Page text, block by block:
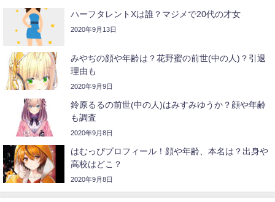
ハーフタレントXは誰？マジメで20代の才女
2020年9月13日
みやぢの顔や年齢は？花野蜜の前世(中の人)？引退
理由も
2020年9月9日
鈴原るるの前世(中の人)はみすみゆうか？顔や年齢
も調査
2020年9月8日
はむっぴプロフィール！顔や年齢、本名は？出身や
高校はどこ？
2020年9月8日